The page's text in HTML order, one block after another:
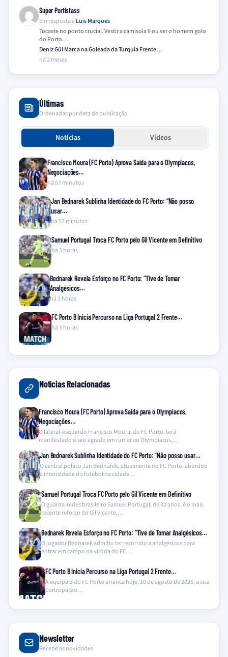
Super Portistass
Em resposta a Luis Marques
Tocaste no ponto crucial. Vestir a camisola 9 ou ser o homem golo
do Porto…
Deniz Gül Marca na Goleada da Turquia Frente…
há 2 meses
Últimas
Ordenadas por data de publicação
Notícias Vídeos
Francisco Moura (FC Porto) Aprova Saída para o Olympiacos,
Negociações…
há 57 minutos
Jan Bednarek Sublinha Identidade do FC Porto: “Não posso
usar…
há 57 minutos
Samuel Portugal Troca FC Porto pelo Gil Vicente em Definitivo
há 3 horas
Bednarek Revela Esforço no FC Porto: “Tive de Tomar
Analgésicos…
há 3 horas
FC Porto B Inicia Percurso na Liga Portugal 2 Frente…
há 3 horas
Notícias Relacionadas
Francisco Moura (FC Porto) Aprova Saída para o Olympiacos,
Negociações…
O lateral-esquerdo Francisco Moura, do FC Porto, terá
manifestado o seu agrado em rumar ao Olympiacos,…
Jan Bednarek Sublinha Identidade do FC Porto: “Não posso usar…
O central polaco Jan Bednarek, atualmente no FC Porto, abordou
a intensidade do futebol na cidade…
Samuel Portugal Troca FC Porto pelo Gil Vicente em Definitivo
O guarda-redes brasileiro Samuel Portugal, de 32 anos, é o mais
recente reforço do Gil Vicente,…
Bednarek Revela Esforço no FC Porto: “Tive de Tomar Analgésicos…
O jogador Bednarek admitiu ter recorrido a analgésicos para
entrar em campo na vitória do FC…
FC Porto B Inicia Percurso na Liga Portugal 2 Frente…
A equipa B do FC Porto arranca hoje, 10 de agosto de 2026, a sua
participação…
Newsletter
Recebe as novidades